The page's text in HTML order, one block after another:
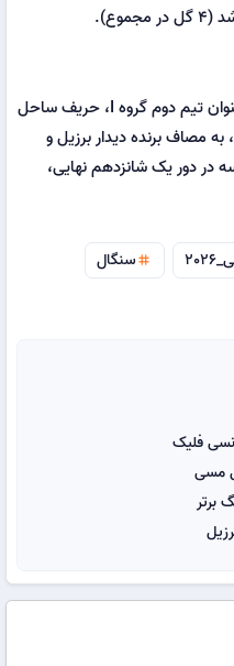
در مرحله یک شانزدهم نهایی، نروژ به‌عنوان تیم دوم گروه I، حریف ساحل
مصاف برنده دیدار برزیل و
در دور یک شانزدهم نهایی،
tag سنگال
فلیک
مسی
برتر